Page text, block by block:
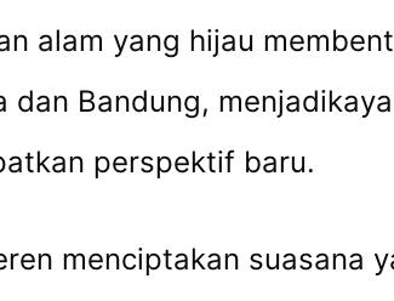
alam yang hijau
Bandung,
perspektif baru.
menciptakan suasana